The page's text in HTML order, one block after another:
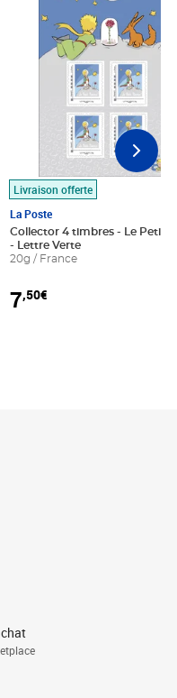
au panier
Livraison offerte
La Poste
Collector 4 timbres - Le Petit
- Lettre Verte
20g / France
7,50€